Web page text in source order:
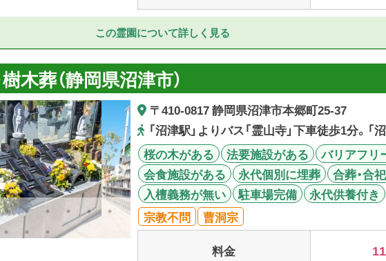
この霊園について詳しく見る
木葬（静岡県沼津市）
〒410-0817 静岡県沼津市本郷町25-37
「沼津駅」よりバス「霊山寺」下車徒歩1分。「
桜の木がある
法要施設がある
バリアフリ
会食施設がある
永代個別に埋葬
合葬・合
入檀義務が無い
駐車場完備
永代供養付き
宗教不問
曹洞宗
料金
11